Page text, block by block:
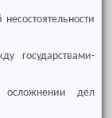
государствами-
осложнении дел